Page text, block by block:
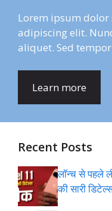
Lorem ipsum dolor
adipiscing elit.
aliquet. Sed
Learn more
Recent Posts
लॉन्च से पहले
की सारी